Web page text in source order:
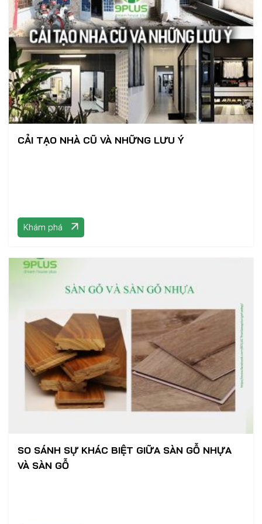
CẢI TẠO NHÀ CŨ VÀ NHỮNG LƯU Ý
Khám phá
SO SÁNH SỰ KHÁC BIỆT GIỮA SÀN GỖ NHỰA
VÀ SÀN GỖ